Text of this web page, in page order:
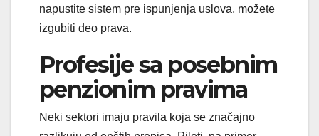
napustite sistem pre ispunjenja uslova, možete
izgubiti deo prava.
Profesije sa posebnim
penzionim pravima
Neki sektori imaju pravila koja se značajno